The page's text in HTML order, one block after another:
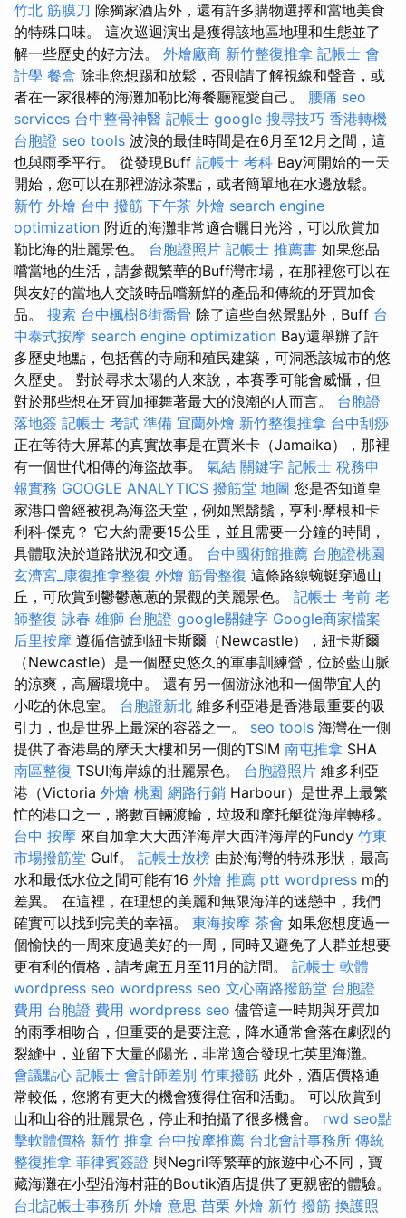
竹北 筋膜刀 除獨家酒店外，還有許多購物選擇和當地美食
的特殊口味。 這次巡迴演出是獲得該地區地理和生態並了
解一些歷史的好方法。 外燴廠商 新竹整復推拿 記帳士 會
計學 餐盒 除非您想踢和放鬆，否則請了解視線和聲音，或
者在一家很棒的海灘加勒比海餐廳寵愛自己。 腰痛 seo
services 台中整骨神醫 記帳士 google 搜尋技巧 香港轉機
台胞證 seo tools 波浪的最佳時間是在6月至12月之間，這
也與雨季平行。 從發現Buff 記帳士 考科 Bay河開始的一天
開始，您可以在那裡游泳茶點，或者簡單地在水邊放鬆。
新竹 外燴 台中 撥筋 下午茶 外燴 search engine
optimization 附近的海灘非常適合曬日光浴，可以欣賞加
勒比海的壯麗景色。 台胞證照片 記帳士 推薦書 如果您品
嚐當地的生活，請參觀繁華的Buff灣市場，在那裡您可以在
與友好的當地人交談時品嚐新鮮的產品和傳統的牙買加食
品。 搜索 台中楓樹6街喬骨 除了這些自然景點外，Buff 台
中泰式按摩 search engine optimization Bay還舉辦了許
多歷史地點，包括舊的寺廟和殖民建築，可洞悉該城市的悠
久歷史。 對於尋求太陽的人來說，本賽季可能會威懾，但
對於那些想在牙買加揮舞著最大的浪潮的人而言。 台胞證
落地簽 記帳士 考試 準備 宜蘭外燴 新竹整復推拿 台中刮痧
正在等待大屏幕的真實故事是在賈米卡（Jamaika），那裡
有一個世代相傳的海盜故事。 氣結 關鍵字 記帳士 稅務申
報實務 GOOGLE ANALYTICS 撥筋堂 地圖 您是否知道皇
家港口曾經被視為海盜天堂，例如黑鬍鬚，亨利·摩根和卡
利科·傑克？ 它大約需要15公里，並且需要一分鐘的時間，
具體取決於道路狀況和交通。 台中國術館推薦 台胞證桃園
玄濟宮_康復推拿整復 外燴 筋骨整復 這條路線蜿蜒穿過山
丘，可欣賞到鬱鬱蔥蔥的景觀的美麗景色。 記帳士 考前 老
師整復 詠春 雄獅 台胞證 google關鍵字 Google商家檔案
后里按摩 遵循信號到紐卡斯爾（Newcastle），紐卡斯爾
（Newcastle）是一個歷史悠久的軍事訓練營，位於藍山脈
的涼爽，高層環境中。 還有另一個游泳池和一個帶宜人的
小吃的休息室。 台胞證新北 維多利亞港是香港最重要的吸
引力，也是世界上最深的容器之一。 seo tools 海灣在一側
提供了香港島的摩天大樓和另一側的TSIM 南屯推拿 SHA
南區整復 TSUI海岸線的壯麗景色。 台胞證照片 維多利亞
港（Victoria 外燴 桃園 網路行銷 Harbour）是世界上最繁
忙的港口之一，將數百輛渡輪，垃圾和摩托艇從海岸轉移。
台中 按摩 來自加拿大大西洋海岸大西洋海岸的Fundy 竹東
市場撥筋堂 Gulf。 記帳士放榜 由於海灣的特殊形狀，最高
水和最低水位之間可能有16 外燴 推薦 ptt wordpress m的
差異。 在這裡，在理想的美麗和無限海洋的迷戀中，我們
確實可以找到完美的幸福。 東海按摩 茶會 如果您想度過一
個愉快的一周來度過美好的一周，同時又避免了人群並想要
更有利的價格，請考慮五月至11月的訪問。 記帳士 軟體
wordpress seo wordpress seo 文心南路撥筋堂 台胞證
費用 台胞證 費用 wordpress seo 儘管這一時期與牙買加
的雨季相吻合，但重要的是要注意，降水通常會落在劇烈的
裂縫中，並留下大量的陽光，非常適合發現七英里海灘。
會議點心 記帳士 會計師差別 竹東撥筋 此外，酒店價格通
常較低，您將有更大的機會獲得住宿和活動。 可以欣賞到
山和山谷的壯麗景色，停止和拍攝了很多機會。 rwd seo點
擊軟體價格 新竹 推拿 台中按摩推薦 台北會計事務所 傳統
整復推拿 菲律賓簽證 與Negril等繁華的旅遊中心不同，寶
藏海灘在小型沿海村莊的Boutik酒店提供了更親密的體驗。
台北記帳士事務所 外燴 意思 苗栗 外燴 新竹 撥筋 換護照